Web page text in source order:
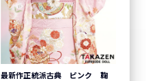
最新作正統派古典 ピンク 鞠